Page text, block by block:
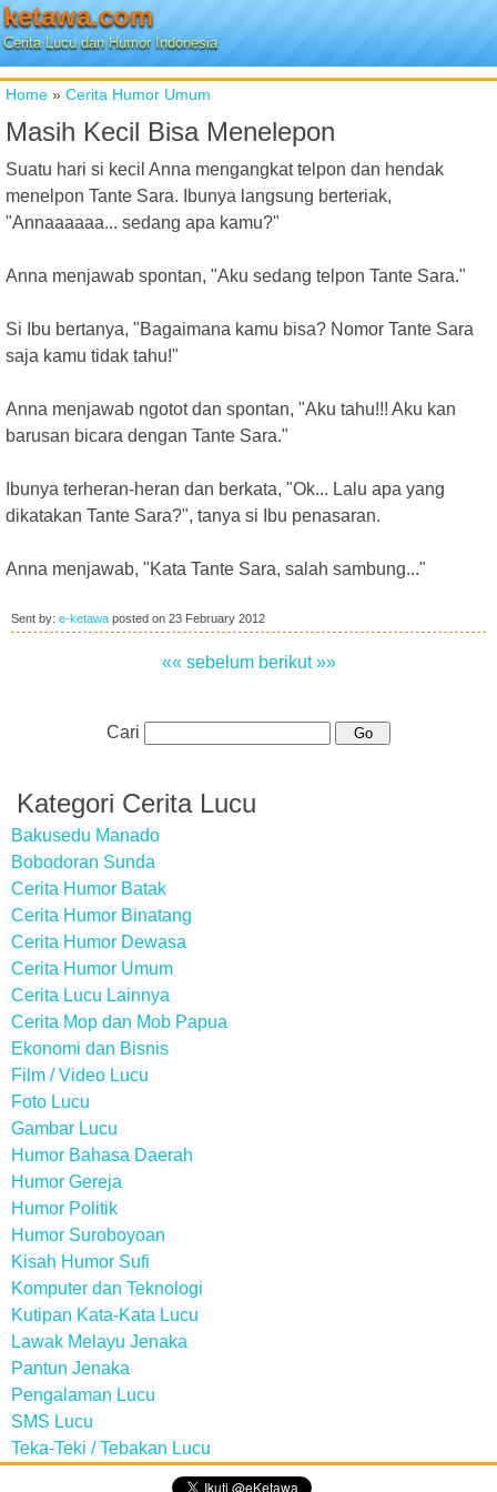
ketawa.com
Cerita Lucu dan Humor Indonesia
Home » Cerita Humor Umum
Masih Kecil Bisa Menelepon
Suatu hari si kecil Anna mengangkat telpon dan hendak
menelpon Tante Sara. Ibunya langsung berteriak,
"Annaaaaaa... sedang apa kamu?"
Anna menjawab spontan, "Aku sedang telpon Tante Sara."
Si Ibu bertanya, "Bagaimana kamu bisa? Nomor Tante Sara
saja kamu tidak tahu!"
Anna menjawab ngotot dan spontan, "Aku tahu!!! Aku kan
barusan bicara dengan Tante Sara."
Ibunya terheran-heran dan berkata, "Ok... Lalu apa yang
dikatakan Tante Sara?", tanya si Ibu penasaran.
Anna menjawab, "Kata Tante Sara, salah sambung..."
Sent by: e-ketawa posted on 23 February 2012
«« sebelum berikut »»
Cari
Kategori Cerita Lucu
Bakusedu Manado
Bobodoran Sunda
Cerita Humor Batak
Cerita Humor Binatang
Cerita Humor Dewasa
Cerita Humor Umum
Cerita Lucu Lainnya
Cerita Mop dan Mob Papua
Ekonomi dan Bisnis
Film / Video Lucu
Foto Lucu
Gambar Lucu
Humor Bahasa Daerah
Humor Gereja
Humor Politik
Humor Suroboyoan
Kisah Humor Sufi
Komputer dan Teknologi
Kutipan Kata-Kata Lucu
Lawak Melayu Jenaka
Pantun Jenaka
Pengalaman Lucu
SMS Lucu
Teka-Teki / Tebakan Lucu